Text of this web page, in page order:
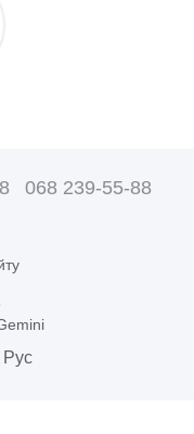
068 239-55-88
Рус